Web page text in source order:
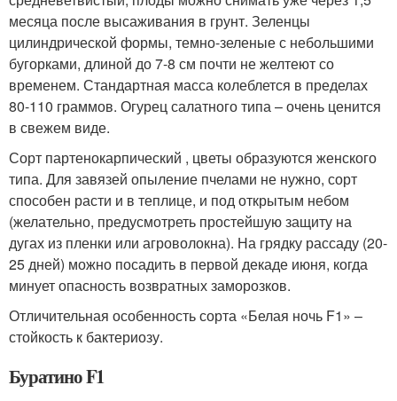
месяца после высаживания в грунт. Зеленцы
цилиндрической формы, темно-зеленые с небольшими
бугорками, длиной до 7-8 см почти не желтеют со
временем. Стандартная масса колеблется в пределах
80-110 граммов. Огурец салатного типа – очень ценится
в свежем виде.
Сорт партенокарпический , цветы образуются женского
типа. Для завязей опыление пчелами не нужно, сорт
способен расти и в теплице, и под открытым небом
(желательно, предусмотреть простейшую защиту на
дугах из пленки или агроволокна). На грядку рассаду (20-
25 дней) можно посадить в первой декаде июня, когда
минует опасность возвратных заморозков.
Отличительная особенность сорта «Белая ночь F1» –
стойкость к бактериозу.
Буратино F1